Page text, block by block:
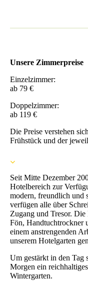
Unsere Zimmerpreise
Einzelzimmer:
ab 79 €
Doppelzimmer:
ab 119 €
Die Preise verstehen
Frühstück und der
Seit Mitte Dezember
Hotelbereich zur
modern, freundlich und
verfügen alle über
Zugang und Tresor.
Fön, Handtuchtrockner
einem anstrengenden
unserem Hotelgarten
Um gestärkt in den Tag
Morgen ein
Wintergarten.